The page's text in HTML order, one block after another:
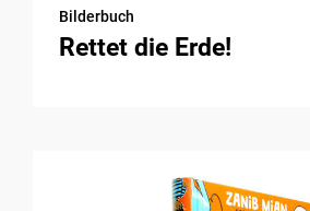
Bilderbuch
Rettet die Erde!